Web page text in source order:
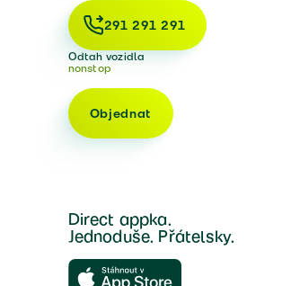
291 291 291
Odtah vozidla
nonstop
Objednat
Direct appka.
Jednoduše. Přátelsky.